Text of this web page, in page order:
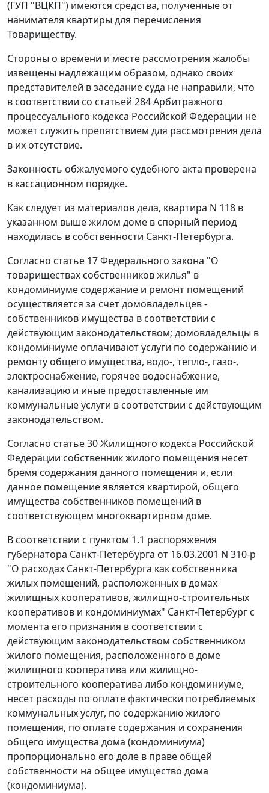
(ГУП "ВЦКП") имеются средства, полученные от
нанимателя квартиры для перечисления
Товариществу.
Стороны о времени и месте рассмотрения жалобы
извещены надлежащим образом, однако своих
представителей в заседание суда не направили, что
в соответствии со статьей 284Арбитражного
процессуального кодекса Российской Федерации не
может служить препятствием для рассмотрения дела
в их отсутствие.
Законность обжалуемого судебного акта проверена
в кассационном порядке.
Как следует из материалов дела, квартира N 118 в
указанном выше жилом доме в спорный период
находилась в собственности Санкт-Петербурга.
Согласно статье 17Федерального закона "О
товариществах собственников жилья" в
кондоминиуме содержание и ремонт помещений
осуществляется за счет домовладельцев -
собственников имущества в соответствии с
действующим законодательством; домовладельцы в
кондоминиуме оплачивают услуги по содержанию и
ремонту общего имущества, водо-, тепло-, газо-,
электроснабжение, горячее водоснабжение,
канализацию и иные предоставленные им
коммунальные услуги в соответствии с действующим
законодательством.
Согласно статье 30Жилищного кодекса Российской
Федерации собственник жилого помещения несет
бремя содержания данного помещения и, если
данное помещение является квартирой, общего
имущества собственников помещений в
соответствующем многоквартирном доме.
В соответствии с пунктом 1.1 распоряжения
губернатора Санкт-Петербурга от 16.03.2001 N 310-р
"О расходах Санкт-Петербурга как собственника
жилых помещений, расположенных в домах
жилищных кооперативов, жилищно-строительных
кооперативов и кондоминиумах" Санкт-Петербург с
момента его признания в соответствии с
действующим законодательством собственником
жилого помещения, расположенного в доме
жилищного кооператива или жилищно-
строительного кооператива либо кондоминиуме,
несет расходы по оплате фактически потребляемых
коммунальных услуг, по содержанию жилого
помещения, по оплате содержания и сохранения
общего имущества дома (кондоминиума)
пропорционально его доле в праве общей
собственности на общее имущество дома
(кондоминиума).